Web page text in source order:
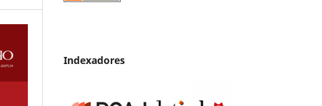
Indexadores